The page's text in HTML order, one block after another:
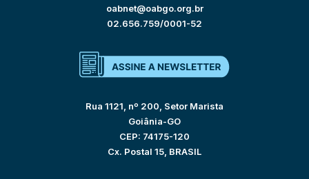
oabnet@oabgo.org.br
02.656.759/0001-52
Rua 1121, nº 200, Setor Marista
Goiânia-GO
CEP: 74175-120
Cx. Postal 15, BRASIL